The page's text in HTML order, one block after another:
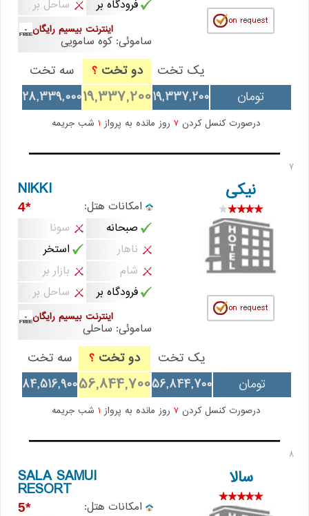
فرودگاه بر ساحل بر
اینترنت بیسیم رایگان
ساموئی: کوه سامویی
یک تخت دو تخت؟
سه تخت
تومان
19,337,200
19,337,200
28,339,000
درصورت کنسل کردن 7 روز مانده به پرواز شب جریمه
7
نیکی NIKKI
امکانات هتل: *4
صبحانه
سونا
ناهار
استخر
شام
بازار بر
فرودگاه بر
ساحل بر
اینترنت بیسیم رایگان
ساموئی: ساحلی
یک تخت دو تخت ؟
سه تخت
تومان
56,844,700
56,844,700
84,516,900
درصورت کنسل کردن 7 روز مانده به پرواز شب جریمه
8
سالا SALA SAMUI
RESORT
امکانات هتل: *5